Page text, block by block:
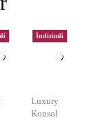
İndirimli
Luxury
Konsol